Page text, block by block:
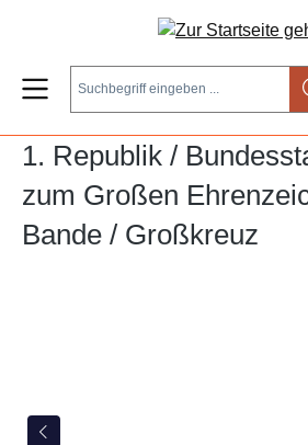
Zum Hauptinhalt springen
1. Republik /
zum Großen
Bande / Großkreuz